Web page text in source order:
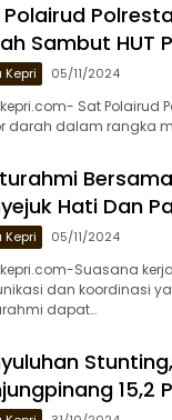
Sambut HUT
Kepri 05/11/2024
Sat Polairud
darah dalam rangka
Hati Dan
Kepri 05/11/2024
Suasana
dan koordinasi
dapat…
15,2